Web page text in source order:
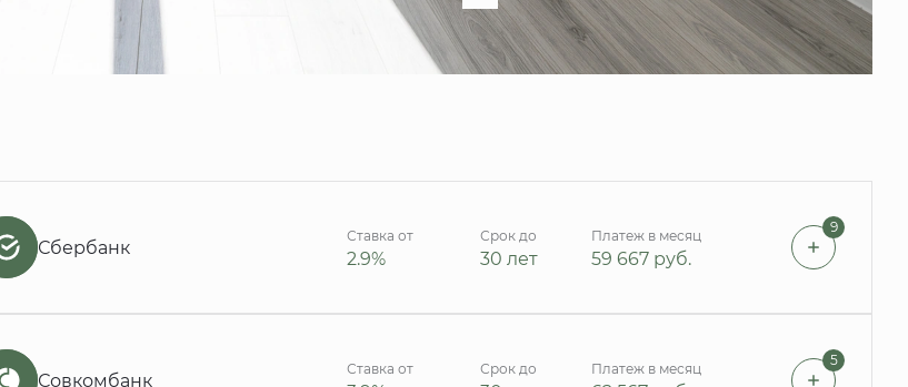
Сбербанк
Ставка от
2.9%
Срок до
30 лет
Платеж в месяц
59 667 руб.
9
Совкомбанк
Ставка от Срок до Платеж в месяц 5